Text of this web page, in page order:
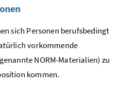
sich Personen berufsbedingt
vorkommende
NORM-Materialien) zu
kommen.